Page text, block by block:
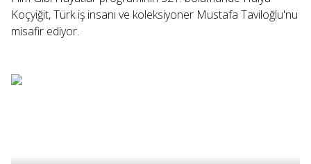
Koçyiğit, Türk iş insanı ve koleksiyoner Mustafa Taviloğlu'nu
misafir ediyor.